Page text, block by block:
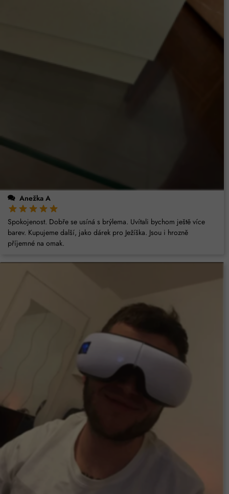
Anežka A
Spokojenost. Dobře se usíná s brýlema. Uvítali bychom ještě více
barev. Kupujeme další, jako dárek pro Ježíška. Jsou i hrozně
příjemné na omak.